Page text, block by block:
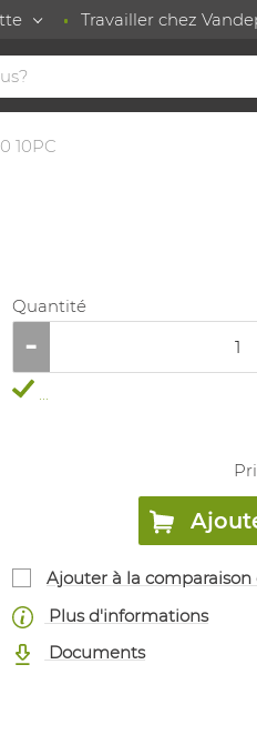
Travailler chez
10PC
Quantité
...
Ajouter à la
Plus d'informations
Documents